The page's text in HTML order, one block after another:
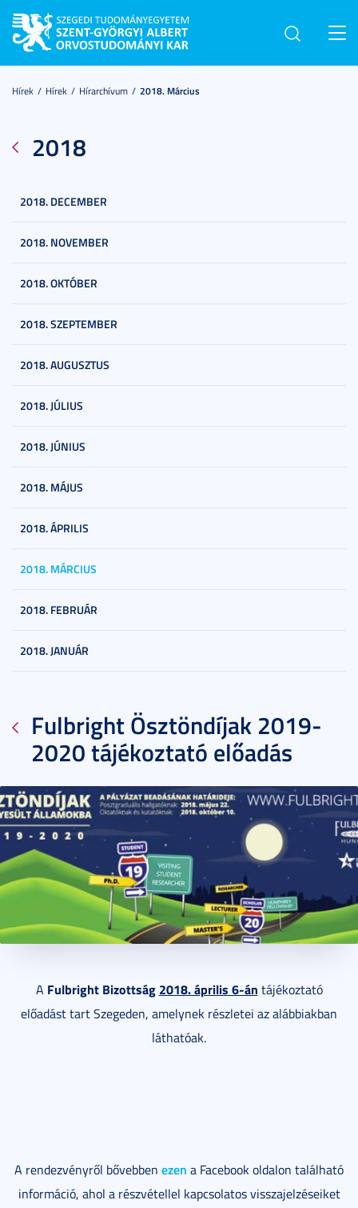
Hírek Hírek Hírarchívum 2018. Március
2018
2018. DECEMBER
2018. NOVEMBER
2018. OKTÓBER
2018. SZEPTEMBER
2018. AUGUSZTUS
2018. JÚLIUS
2018. JÚNIUS
2018. MÁJUS
2018. ÁPRILIS
2018. MÁRCIUS
2018. FEBRUÁR
2018. JANUÁR
Fulbright Ösztöndíjak 2019-
2020 tájékoztató előadás
A Fulbright Bizottság 2018. április 6-án tájékoztató
előadást tart Szegeden, amelynek részletei az alábbiakban
láthatóak.
A rendezvényről bővebben ezen a Facebook oldalon található
információ, ahol a részvétellel kapcsolatos visszajelzéseiket